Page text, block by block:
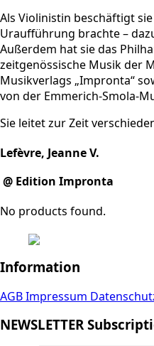
Als Violinistin beschäftigt
Uraufführung brachte –
Außerdem hat sie das
zeitgenössische Musik der
Musikverlags „Impronta“
von der Emmerich-Smola-
Sie leitet zur Zeit
Lefèvre, Jeanne V.
@ Edition Impronta
No products found.
Information
AGBImpressum
NEWSLETTER